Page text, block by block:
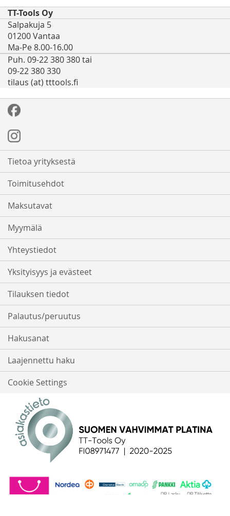
TT-Tools Oy
Salpakuja 5
01200 Vantaa
Ma-Pe 8.00-16.00
Puh. 09-22 380 380 tai
09-22 380 330
tilaus (at) tttools.fi
Tietoa yrityksestä
Toimitusehdot
Maksutavat
Myymälä
Yhteystiedot
Yksityisyys ja evästeet
Tilauksen tiedot
Palautus/peruutus
Hakusanat
Laajennettu haku
Cookie Settings